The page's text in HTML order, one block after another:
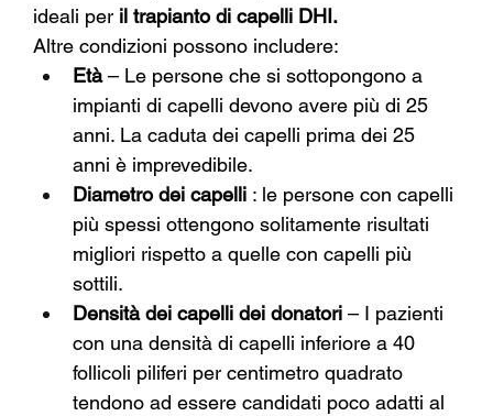
ideali per il trapianto di capelli DHI.
Altre condizioni possono includere:
Età – Le persone che si sottopongono a
impianti di capelli devono avere più di 25
anni. La caduta dei capelli prima dei 25
anni è imprevedibile.
Diametro dei capelli : le persone con capelli
più spessi ottengono solitamente risultati
migliori rispetto a quelle con capelli più
sottili.
Densità dei capelli dei donatori – I pazienti
con una densità di capelli inferiore a 40
follicoli piliferi per centimetro quadrato
tendono ad essere candidati poco adatti al